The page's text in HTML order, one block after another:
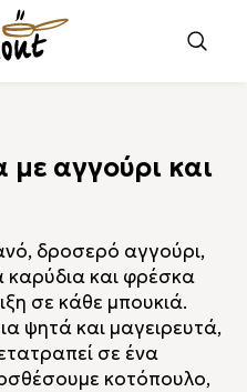
αγγούρι και
δροσερό αγγούρι,
και φρέσκα
σε κάθε μπουκιά.
ψητά και μαγειρευτά,
σε ένα
κοτόπουλο,